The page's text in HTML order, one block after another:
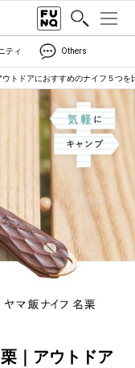
ティ Others
ウトドアにおすすめのナイフ５つ
｜アウトドア